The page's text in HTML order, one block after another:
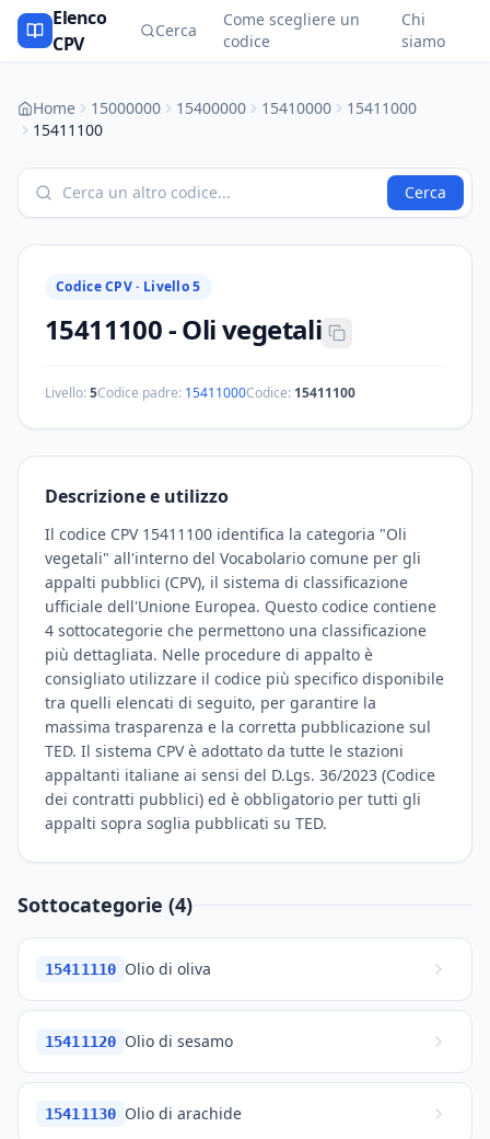
Elenco
CPV
Cerca
Come scegliere un
codice
Chi
siamo
Home 15000000 15400000 15410000
15411000
15411100
Cerca
Codice CPV · Livello 5
15411100-Oli vegetali
Livello:5Codice padre: 15411000Codice: 15411100
Descrizione e utilizzo
Il codice CPV 15411100 identifica la categoria "Oli
vegetali" all'interno del Vocabolario comune per gli
appalti pubblici (CPV), il sistema di classificazione
ufficiale dell'Unione Europea. Questo codice contiene
4 sottocategorie che permettono una classificazione
più dettagliata. Nelle procedure di appalto è
consigliato utilizzare il codice più specifico disponibile
tra quelli elencati di seguito, per garantire la
massima trasparenza e la corretta pubblicazione sul
TED. Il sistema CPV è adottato da tutte le stazioni
appaltanti italiane ai sensi del D.Lgs. 36/2023 (Codice
dei contratti pubblici) ed è obbligatorio per tutti gli
appalti sopra soglia pubblicati su TED.
Sottocategorie (4)
15411110 Olio di oliva
15411120 Olio di sesamo
15411130 Olio di arachide